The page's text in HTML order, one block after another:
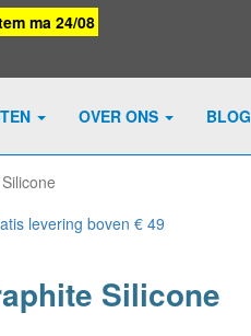
ma 24/08
OVER ONS BLOG
levering boven € 49
Silicone